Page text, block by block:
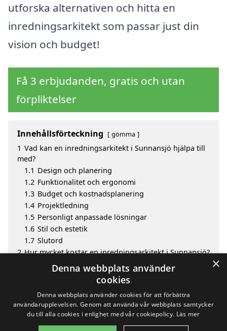
utforska alternativen och hitta en
inredningsarkitekt som passar just din
vision och budget!
Få 3 erbjudanden, gratis och utan
förpliktelser
Innehållsförteckning gömma
1 Vad kan en inredningsarkitekt i Sunnansjö hjälpa till
med?
1.1 Design och planering
1.2 Funktionalitet och ergonomi
1.3 Budget och kostnadsplanering
1.4 Projektledning
1.5 Personligt anpassade lösningar
1.6 Stil och estetik
1.7 Slutord
2 Hur mycket kostar en inredningsarkitekt i Sunnansjö?
Fördelar med att välja inredningsarkitekt i Sunnansjö
Sök efter en skicklig inredningsarkitekt i de
omgivande städerna till Sunnansjö
×
Denna webbplats använder
cookies
Denna webbplats använder cookies för att förbättra
användarupplevelsen. Genom att använda vår webbplats samtycker
du till alla cookies i enlighet med vår cookiepolicy. Läs mer